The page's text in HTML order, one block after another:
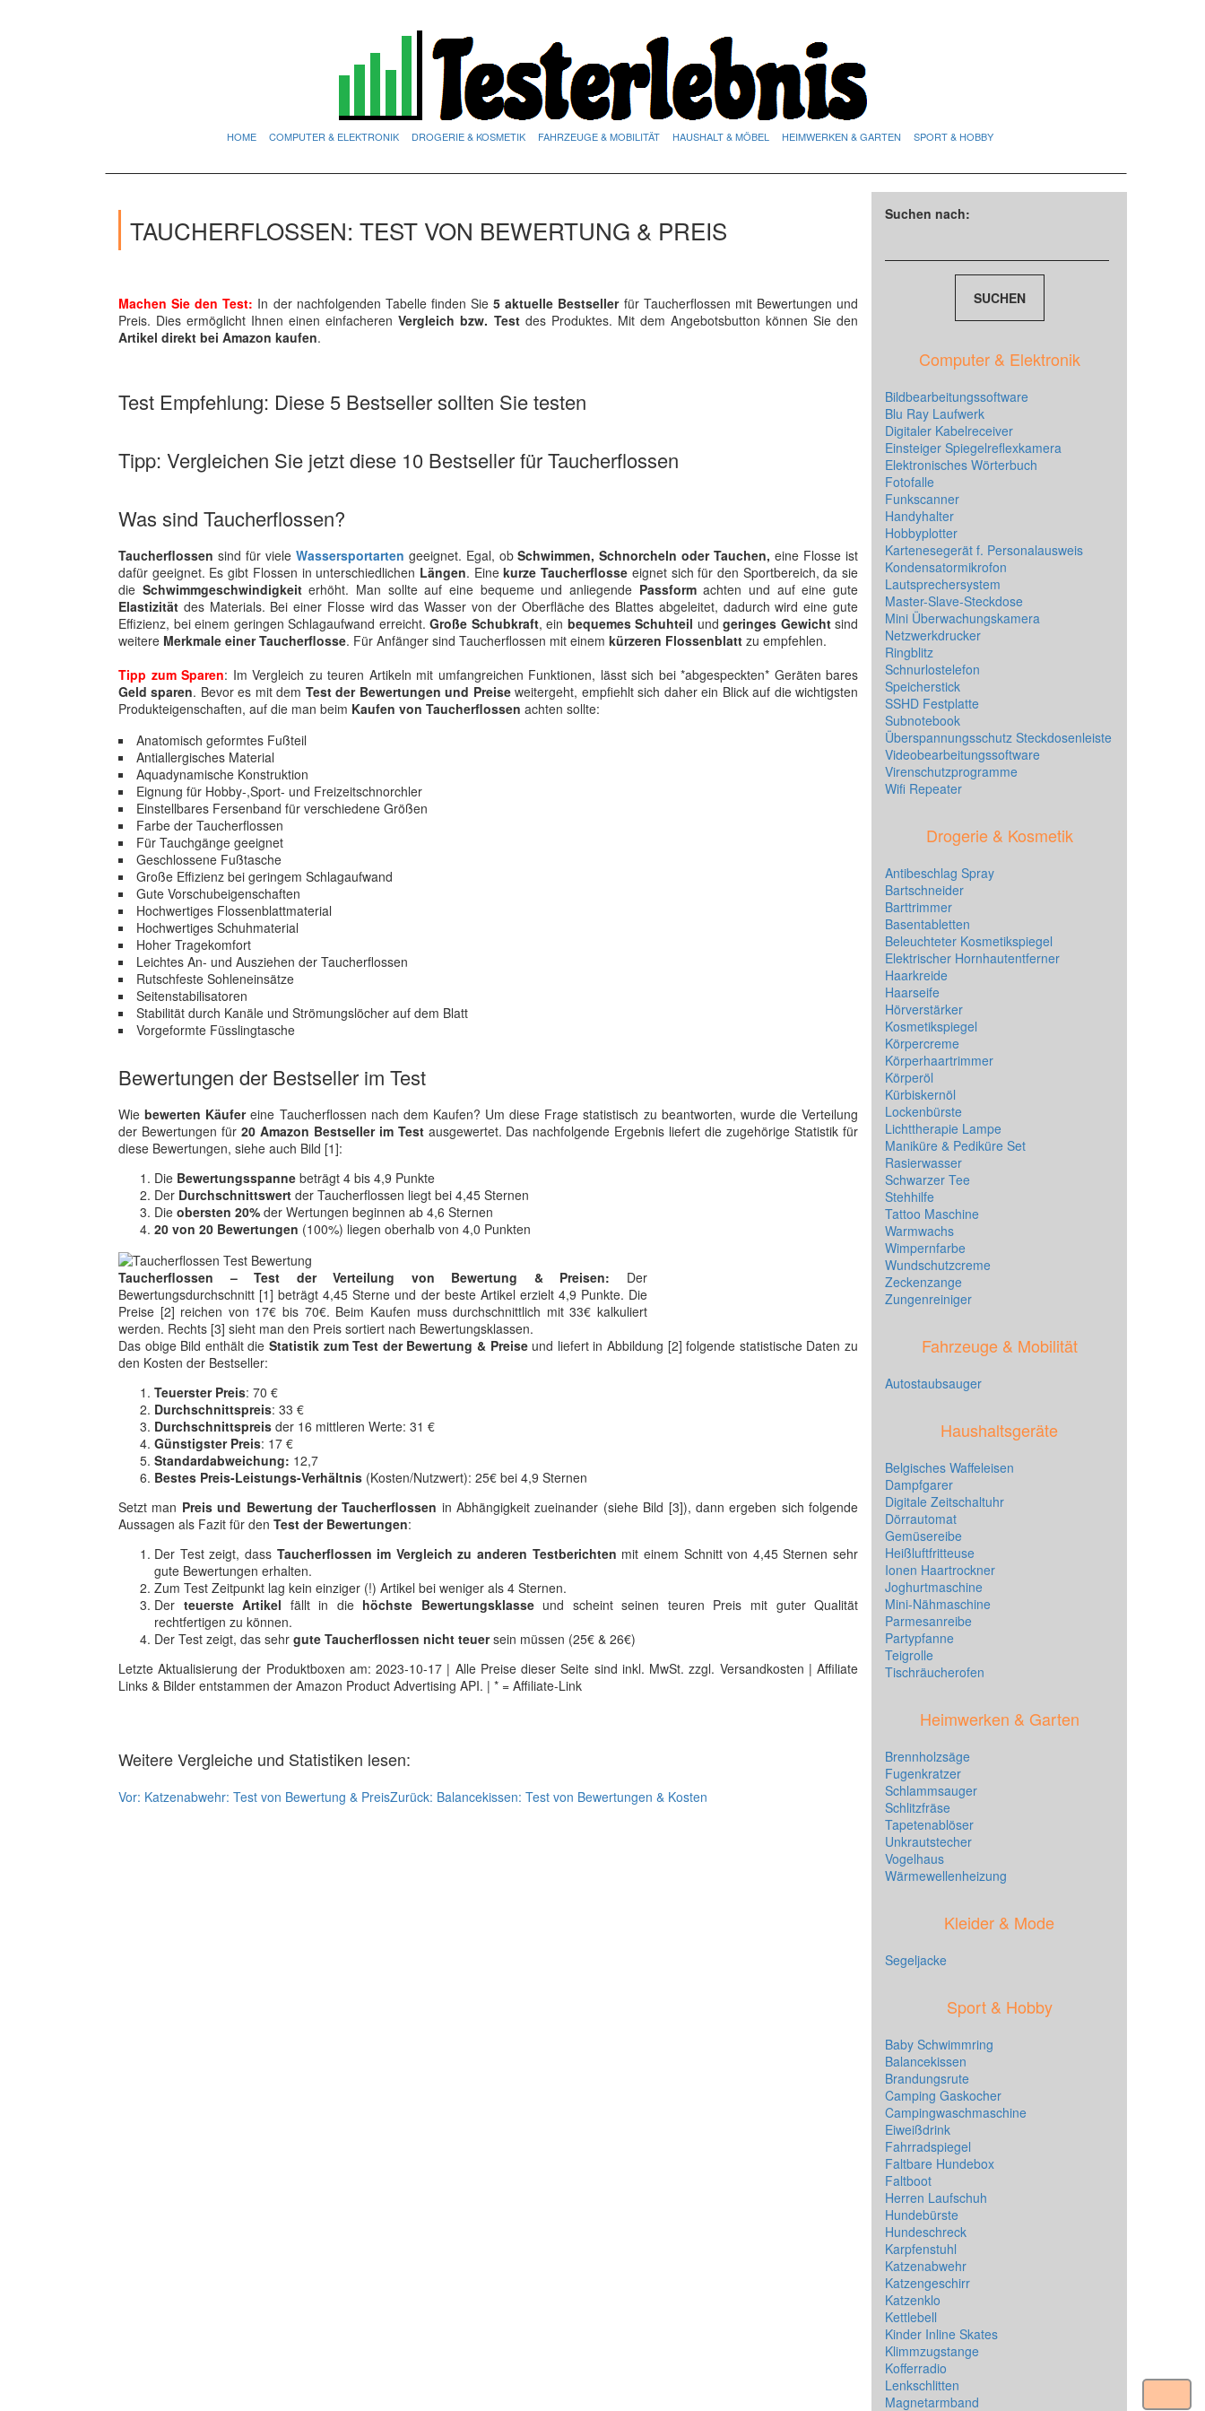
HOME COMPUTER & ELEKTRONIK DROGERIE & KOSMETIK FAHRZEUGE & MOBILITÄT HAUSHALT & MÖBEL HEIMWERKEN & GARTEN SPORT & HOBBY
TAUCHERFLOSSEN: TEST VON BEWERTUNG & PREIS
Machen Sie den Test: In der nachfolgenden Tabelle finden Sie 5 aktuelle Bestsellerfür Taucherflossen mit Bewertungen und
Preis. Dies ermöglicht Ihnen einen einfacherenVergleich bzw. Testdes Produktes. Mit dem Angebotsbutton können Sie den
Artikel direkt bei Amazon kaufen.
Test Empfehlung: Diese 5 Bestseller sollten Sie testen
Tipp: Vergleichen Sie jetzt diese 10 Bestseller für Taucherflossen
Was sind Taucherflossen?
Taucherflossen sind für viele Wassersportarten geeignet. Egal, obSchwimmen, Schnorcheln oder Tauchen, eine Flosse ist
dafür geeignet. Es gibt Flossen in unterschiedlichen Längen. Einekurze Taucherflosse eignet sich für den Sportbereich, da sie
die Schwimmgeschwindigkeiterhöht. Man sollte auf eine bequeme und anliegende Passformachten und auf eine gute
Elastizität des Materials. Bei einer Flosse wird das Wasser von der Oberfläche des Blattes abgeleitet, dadurch wird eine gute
Effizienz, bei einem geringen Schlagaufwand erreicht. Große Schubkraft, ein bequemes Schuhteil und geringes Gewichtsind
weitere Merkmale einer Taucherflosse. Für Anfänger sind Taucherflossen mit einem kürzeren Flossenblatt zu empfehlen.
Tipp zum Sparen: Im Vergleich zu teuren Artikeln mit umfangreichen Funktionen, lässt sich bei *abgespeckten* Geräten bares
Geld sparen. Bevor es mit dem Test der Bewertungen und Preiseweitergeht, empfiehlt sich daher ein Blick auf die wichtigsten
Produkteigenschaften, auf die man beim Kaufen von Taucherflossen achten sollte:
Anatomisch geformtes Fußteil
Antiallergisches Material
Aquadynamische Konstruktion
Eignung für Hobby-,Sport- und Freizeitschnorchler
Einstellbares Fersenband für verschiedene Größen
Farbe der Taucherflossen
Für Tauchgänge geeignet
Geschlossene Fußtasche
Große Effizienz bei geringem Schlagaufwand
Gute Vorschubeigenschaften
Hochwertiges Flossenblattmaterial
Hochwertiges Schuhmaterial
Hoher Tragekomfort
Leichtes An- und Ausziehen der Taucherflossen
Rutschfeste Sohleneinsätze
Seitenstabilisatoren
Stabilität durch Kanäle und Strömungslöcher auf dem Blatt
Vorgeformte Füsslingtasche
Bewertungen der Bestseller im Test
Wiebewerten Käufereine Taucherflossen nach dem Kaufen? Um diese Frage statistisch zu beantworten, wurde die Verteilung
der Bewertungen für 20 Amazon Bestseller im Testausgewertet. Das nachfolgende Ergebnis liefert die zugehörige Statistik für
diese Bewertungen, siehe auch Bild [1]:
Die Bewertungsspanne beträgt 4 bis 4,9 Punkte
Der Durchschnittswert der Taucherflossen liegt bei 4,45 Sternen
Die obersten 20% der Wertungen beginnen ab 4,6 Sternen
20 von 20 Bewertungen (100%) liegen oberhalb von 4,0 Punkten
Taucherflossen – Test der Verteilung von Bewertung & Preisen: Der
Bewertungsdurchschnitt [1] beträgt 4,45 Sterne und der beste Artikel erzielt 4,9 Punkte. Die
Preise [2] reichen von 17€ bis 70€. Beim Kaufen muss durchschnittlich mit 33€ kalkuliert
werden. Rechts [3] sieht man den Preis sortiert nach Bewertungsklassen.
Das obige Bild enthält die Statistik zum Test der Bewertung & Preiseund liefert in Abbildung [2] folgende statistische Daten zu
den Kosten der Bestseller:
Teuerster Preis: 70 €
Durchschnittspreis: 33 €
Durchschnittspreis der 16 mittleren Werte: 31 €
Günstigster Preis: 17 €
Standardabweichung: 12,7
Bestes Preis-Leistungs-Verhältnis (Kosten/Nutzwert): 25€ bei 4,9 Sternen
Setzt man Preis und Bewertung der Taucherflossen in Abhängigkeit zueinander (siehe Bild [3]), dann ergeben sich folgende
Aussagen als Fazit für den Test der Bewertungen:
Der Test zeigt, dassTaucherflossen im Vergleich zu anderen Testberichten mit einem Schnitt von 4,45 Sternen sehr
gute Bewertungen erhalten.
Zum Test Zeitpunkt lag kein einziger (!) Artikel bei weniger als 4 Sternen.
Der teuerste Artikel fällt in die höchste Bewertungsklasseund scheint seinen teuren Preis mit guter Qualität
rechtfertigen zu können.
Der Test zeigt, das sehr gute Taucherflossen nicht teuersein müssen (25€ & 26€)
Letzte Aktualisierung der Produktboxen am: 2023-10-17 | Alle Preise dieser Seite sind inkl. MwSt. zzgl. Versandkosten | Affiliate
Links & Bilder entstammen der Amazon Product Advertising API. | * = Affiliate-Link
Weitere Vergleiche und Statistiken lesen:
Vor: Katzenabwehr: Test von Bewertung & PreisZurück: Balancekissen: Test von Bewertungen & Kosten
Suchen nach:
Computer & Elektronik
Bildbearbeitungssoftware
Blu Ray Laufwerk
Digitaler Kabelreceiver
Einsteiger Spiegelreflexkamera
Elektronisches Wörterbuch
Fotofalle
Funkscanner
Handyhalter
Hobbyplotter
Kartenesegerät f. Personalausweis
Kondensatormikrofon
Lautsprechersystem
Master-Slave-Steckdose
Mini Überwachungskamera
Netzwerkdrucker
Ringblitz
Schnurlostelefon
Speicherstick
SSHD Festplatte
Subnotebook
Überspannungsschutz Steckdosenleiste
Videobearbeitungssoftware
Virenschutzprogramme
Wifi Repeater
Drogerie & Kosmetik
Antibeschlag Spray
Bartschneider
Barttrimmer
Basentabletten
Beleuchteter Kosmetikspiegel
Elektrischer Hornhautentferner
Haarkreide
Haarseife
Hörverstärker
Kosmetikspiegel
Körpercreme
Körperhaartrimmer
Körperöl
Kürbiskernöl
Lockenbürste
Lichttherapie Lampe
Maniküre & Pediküre Set
Rasierwasser
Schwarzer Tee
Stehhilfe
Tattoo Maschine
Warmwachs
Wimpernfarbe
Wundschutzcreme
Zeckenzange
Zungenreiniger
Fahrzeuge & Mobilität
Autostaubsauger
Haushaltsgeräte
Belgisches Waffeleisen
Dampfgarer
Digitale Zeitschaltuhr
Dörrautomat
Gemüsereibe
Heißluftfritteuse
Ionen Haartrockner
Joghurtmaschine
Mini-Nähmaschine
Parmesanreibe
Partypfanne
Teigrolle
Tischräucherofen
Heimwerken & Garten
Brennholzsäge
Fugenkratzer
Schlammsauger
Schlitzfräse
Tapetenablöser
Unkrautstecher
Vogelhaus
Wärmewellenheizung
Kleider & Mode
Segeljacke
Sport & Hobby
Baby Schwimmring
Balancekissen
Brandungsrute
Camping Gaskocher
Campingwaschmaschine
Eiweißdrink
Fahrradspiegel
Faltbare Hundebox
Faltboot
Herren Laufschuh
Hundebürste
Hundeschreck
Karpfenstuhl
Katzenabwehr
Katzengeschirr
Katzenklo
Kettlebell
Kinder Inline Skates
Klimmzugstange
Kofferradio
Lenkschlitten
Magnetarmband